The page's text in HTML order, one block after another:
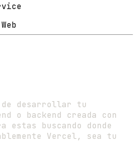
Web
de desarrollar tu
o backend creada con
estas buscando donde
Vercel, sea tu